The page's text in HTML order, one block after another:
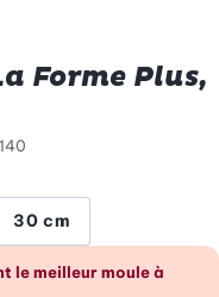
Forme Plus,
30 cm
coup d’œil
le meilleur moule à